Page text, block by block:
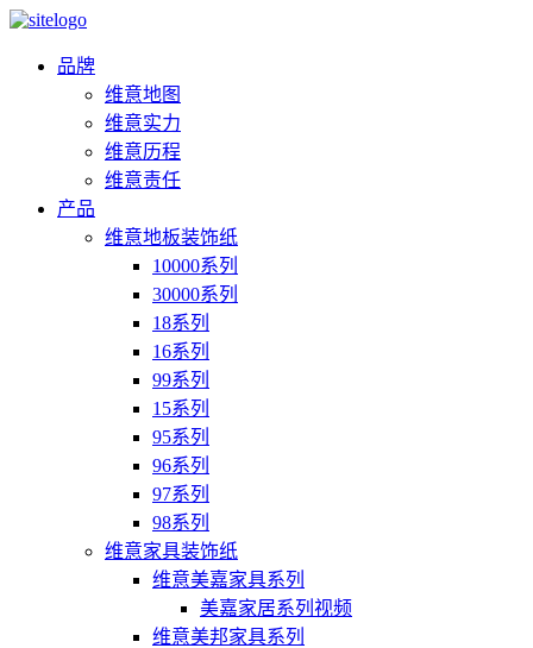
品牌
维意地图
维意实力
维意历程
维意责任
产品
维意地板装饰纸
10000系列
30000系列
18系列
16系列
99系列
15系列
95系列
96系列
97系列
98系列
维意家具装饰纸
维意美嘉家具系列
美嘉家居系列视频
维意美邦家具系列